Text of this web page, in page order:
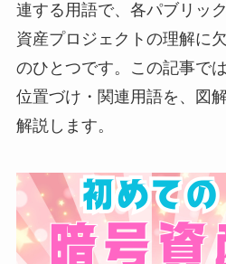
連する用語で、各パブリッ
資産プロジェクトの理解に
のひとつです。この記事で
位置づけ・関連用語を、図
解説します。